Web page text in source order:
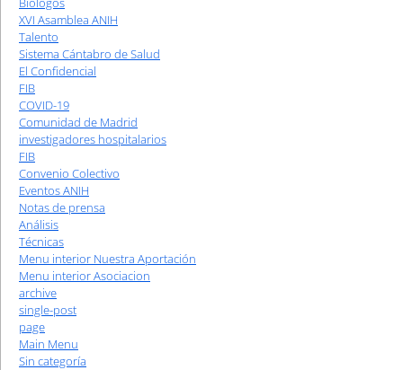
XVI Asamblea ANIH
Talento
Sistema Cántabro de Salud
El Confidencial
FIB
COVID-19
Comunidad de Madrid
investigadores hospitalarios
FIB
Convenio Colectivo
Eventos ANIH
Notas de prensa
Análisis
Técnicas
Menu interior Nuestra Aportación
Menu interior Asociacion
archive
single-post
page
Main Menu
Sin categoría